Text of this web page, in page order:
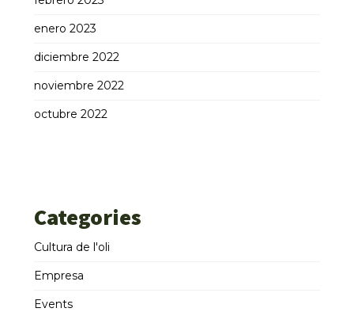
enero 2023
diciembre 2022
noviembre 2022
octubre 2022
Categories
Cultura de l'oli
Empresa
Events